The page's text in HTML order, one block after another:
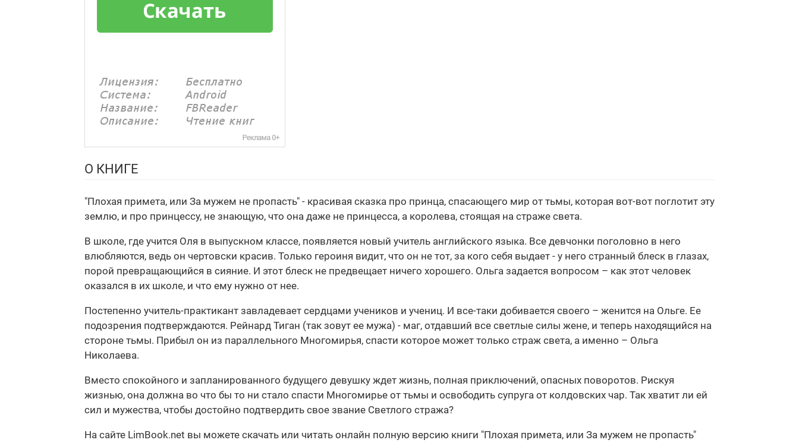
О КНИГЕ
"Плохая примета, или За мужем не пропасть" - красивая сказка про принца, спасающего мир от тьмы, которая вот-вот поглотит эту
землю, и про принцессу, не знающую, что она даже не принцесса, а королева, стоящая на страже света.
В школе, где учится Оля в выпускном классе, появляется новый учитель английского языка. Все девчонки поголовно в него
влюбляются, ведь он чертовски красив. Только героиня видит, что он не тот, за кого себя выдает - у него странный блеск в глазах,
порой превращающийся в сияние. И этот блеск не предвещает ничего хорошего. Ольга задается вопросом – как этот человек
оказался в их школе, и что ему нужно от нее.
Постепенно учитель-практикант завладевает сердцами учеников и учениц. И все-таки добивается своего – женится на Ольге. Ее
подозрения подтверждаются. Рейнард Тиган (так зовут ее мужа) - маг, отдавший все светлые силы жене, и теперь находящийся на
стороне тьмы. Прибыл он из параллельного Многомирья, спасти которое может только страж света, а именно – Ольга
Николаева.
Вместо спокойного и запланированного будущего девушку ждет жизнь, полная приключений, опасных поворотов. Рискуя
жизнью, она должна во что бы то ни стало спасти Многомирье от тьмы и освободить супруга от колдовских чар. Так хватит ли ей
сил и мужества, чтобы достойно подтвердить свое звание Светлого стража?
На сайте LimBook.net вы можете скачать или читать онлайн полную версию книги "Плохая примета, или За мужем не пропасть"